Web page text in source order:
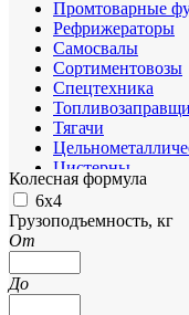
Промтоварные
Рефрижераторы
Самосвалы
Сортиментовозы
Спецтехника
Тягачи
Цистерны
Шасси
Колесная формула
6х4
Грузоподъемность, кг
От
До